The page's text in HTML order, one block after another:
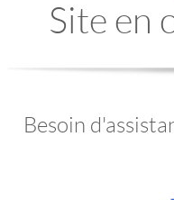
Site en
Besoin